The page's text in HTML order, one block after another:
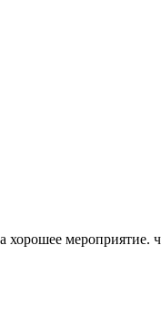
хорошее мероприятие.